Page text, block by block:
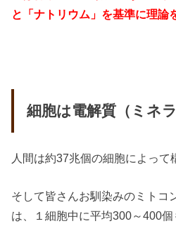
と「ナトリウム」を基準に理論
細胞は電解質（ミネ
人間は約37兆個の細胞によって
そして皆さんお馴染みのミトコ
は、１細胞中に平均300～400個